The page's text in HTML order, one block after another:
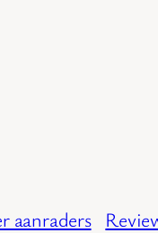
aanraders